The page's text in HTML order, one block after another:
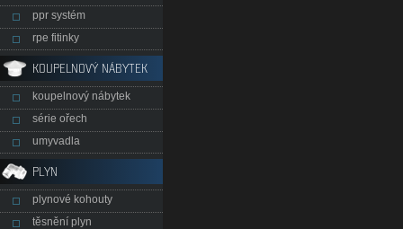
ppr systém
rpe fitinky
KOUPELNOVÝ NÁBYTEK
koupelnový nábytek
série ořech
umyvadla
PLYN
plynové kohouty
těsnění plyn